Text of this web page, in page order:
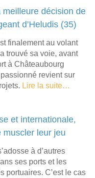
meilleure décision de
d’Heludis (35)
finalement au volant
trouvé sa voie, avant
à Châteaubourg
revient sur
Lire la suite…
et internationale,
muscler leur jeu
à d’autres
ses ports et les
portuaires. C’est le cas